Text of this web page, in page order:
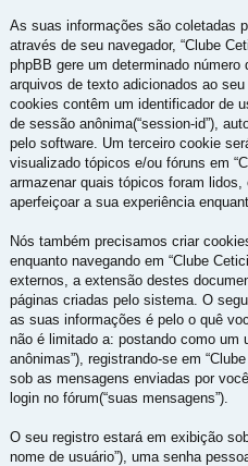
As suas informações são coletadas
através de seu navegador, “Clube
phpBB gere um determinado
arquivos de texto adicionados ao
cookies contêm um identificador de
de sessão anônima(“session-id”),
pelo software. Um terceiro cookie
visualizado tópicos e/ou fóruns em
armazenar quais tópicos foram lidos,
aperfeiçoar a sua experiência
Nós também precisamos criar
enquanto navegando em “Clube
externos, a extensão destes
páginas criadas pelo sistema. O
as suas informações é pelo o quê
não é limitado a: postando como um
anônimas”), registrando-se em
sob as mensagens enviadas por
login no fórum(“suas mensagens”).
O seu registro estará em exibição
nome de usuário”), uma senha